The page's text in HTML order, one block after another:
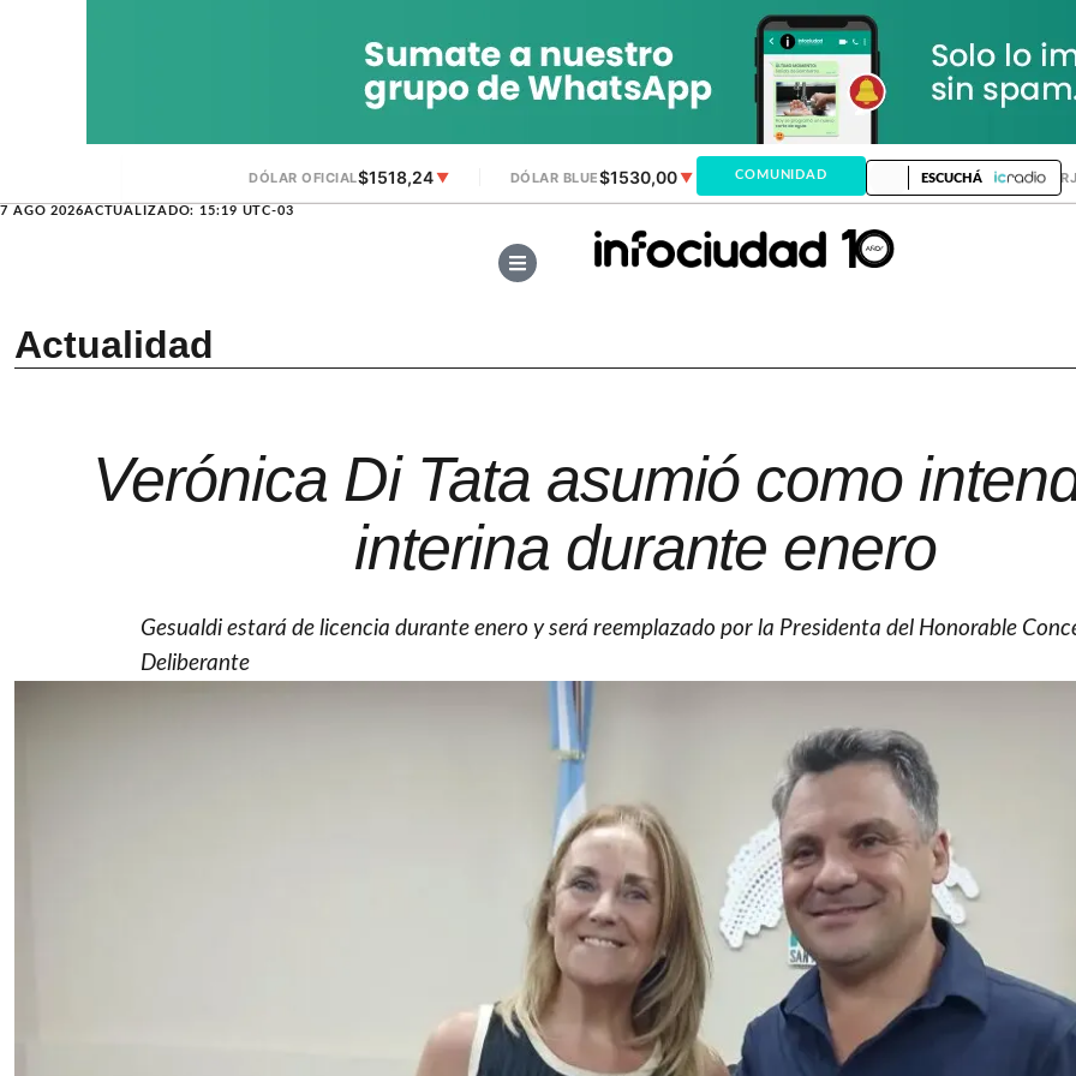
DÓLAR OFICIAL$1518,24▼ DÓLAR BLUE$1530,00▼ DÓLAR MEP ▼ DÓLAR
7 AGO 2026ACTUALIZADO: 15:19 UTC-03
COMUNIDAD ESCUCHÁ
Actualidad
Verónica Di Tata asumió como
interina durante enero
Gesualdi estará de licencia durante enero y será reemplazado por la Presidenta del Honorable
Deliberante